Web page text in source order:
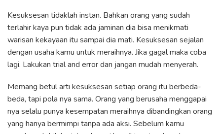
Kesuksesan tidaklah instan. Bahkan orang yang sudah
terlahir kaya pun tidak ada jaminan dia bisa menikmati
warisan kekayaan itu sampai dia mati. Kesuksesan sejalan
dengan usaha kamu untuk meraihnya. Jika gagal maka coba
lagi. Lakukan trial and error dan jangan mudah menyerah.
Memang betul arti kesuksesan setiap orang itu berbeda-
beda, tapi pola nya sama. Orang yang berusaha menggapai
nya selalu punya kesempatan meraihnya dibandingkan orang
yang hanya bermimpi tanpa ada aksi. Sebelum kamu